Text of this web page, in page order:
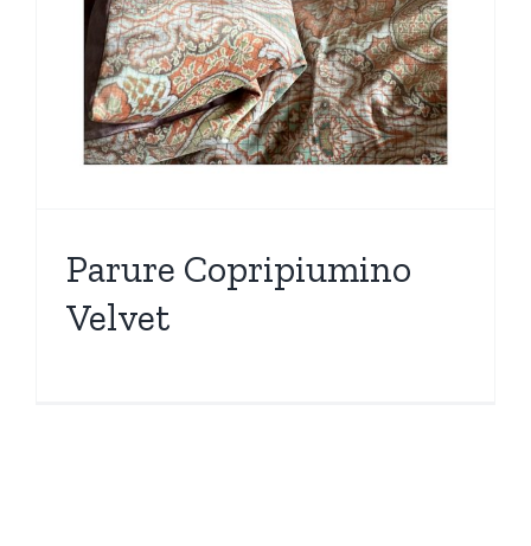
Parure Copripiumino
Velvet